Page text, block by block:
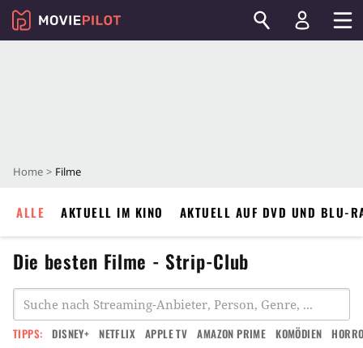
Home Filme
ALLE AKTUELL IM KINO AKTUELL AUF DVD UND BLU-
Die besten Filme - Strip-Club
TIPPS: DISNEY+ NETFLIX APPLE TV AMAZON PRIME KOMÖDIEN